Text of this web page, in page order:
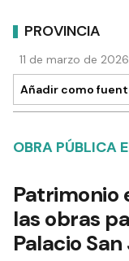
PROVINCIA
11 de marzo de
Añadir como
OBRA PÚBLICA
Patrimonio
las obras
Palacio San